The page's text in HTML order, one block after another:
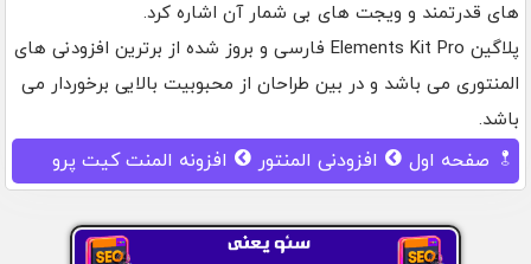
های قدرتمند و ویجت های بی شمار آن اشاره کرد.
پلاگین Elements Kit Pro فارسی و بروز شده از برترین افزودنی های
المنتوری می باشد و در بین طراحان از محبوبیت بالایی برخوردار می
باشد.
صفحه اول افزودنی المنتور افزونه المنت کیت پرو